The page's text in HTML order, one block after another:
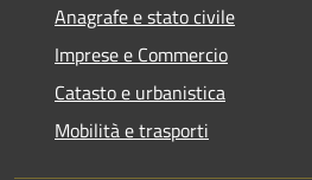
Anagrafe e stato civile
Imprese e Commercio
Catasto e urbanistica
Mobilità e trasporti